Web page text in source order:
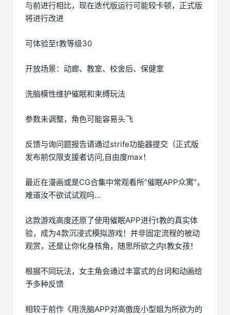
与前进行相比，现在迭代版运行可能较卡顿，正式版
将进行改进
可体验至t教等级30
开放场景：动廊、教室、校舍后、保健室
洗脑模性维护催眠和束缚玩法
参数未调整，角色可能容易头飞
反馈与询问题报告请通过strife功能器提交（正式版
发布前仅限支援者访问,自由度max！
最近在漫画或是CG合集中常观看所“催眠APP众寓”，
难道汝不欲试试观吗…
这款游戏高度还原了使用催眠APP进行t教的真实体
验，成为4款沉浸式模拟游戏！并非固定流程的被动
观赏，还是让你化身核角，随思所欲之内t教女孩！
根据不同玩法，女主角会通过丰富式的台词和动画给
予多种反馈
相较于前作《用洗脑APP对高傲庞小型姐为所欲为的